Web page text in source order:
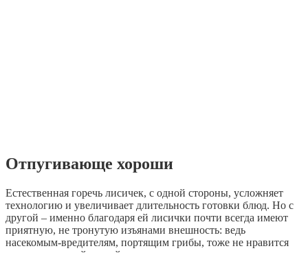
Отпугивающе хороши
Естественная горечь лисичек, с одной стороны, усложняет
технологию и увеличивает длительность готовки блюд. Но с
другой – именно благодаря ей лисички почти всегда имеют
приятную, не тронутую изъянами внешность: ведь
насекомым-вредителям, портящим грибы, тоже не нравится